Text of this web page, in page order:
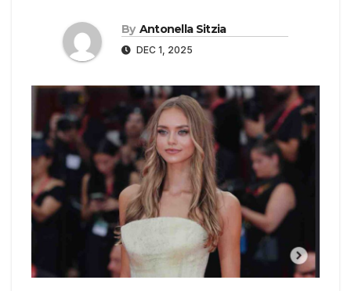
By Antonella Sitzia
DEC 1, 2025